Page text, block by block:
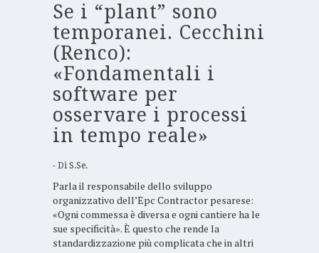
Se i “plant” sono
temporanei. Cecchini
(Renco):
«Fondamentali i
software per
osservare i processi
in tempo reale»
Di S.Se.
Parla il responsabile dello sviluppo
organizzativo dell’Epc Contractor pesarese:
«Ogni commessa è diversa e ogni cantiere ha le
sue specificità». È questo che rende la
standardizzazione più complicata che in altri